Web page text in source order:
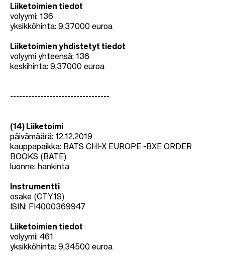
Liiketoimien tiedot
volyymi: 136
yksikköhinta: 9,37000 euroa
Liiketoimien yhdistetyt tiedot
volyymi yhteensä: 136
keskihinta: 9,37000 euroa
---------------------------------
(14) Liiketoimi
päivämäärä: 12.12.2019
kauppapaikka: BATS CHI-X EUROPE -BXE ORDER
BOOKS (BATE)
luonne: hankinta
Instrumentti
osake (CTY1S)
ISIN: FI4000369947
Liiketoimien tiedot
volyymi: 461
yksikköhinta: 9,34500 euroa